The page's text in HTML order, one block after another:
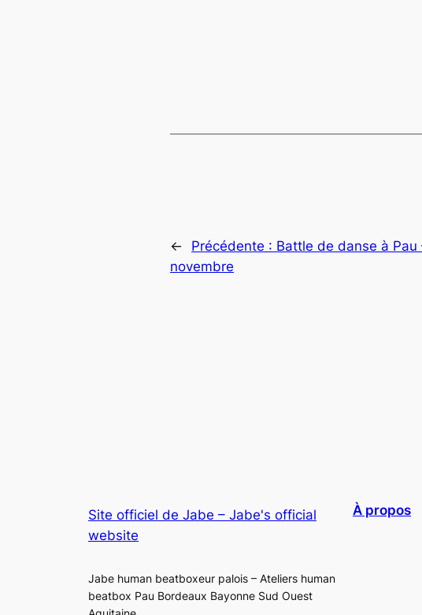
← Précédente : Battle de danse à Pau
novembre
Site officiel de Jabe – Jabe's official
website
Jabe human beatboxeur palois – Ateliers human
beatbox Pau Bordeaux Bayonne Sud Ouest
À propos